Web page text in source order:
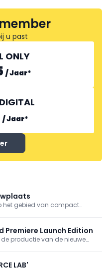
u past
ONLY
/Jaar*
/Jaar*
het gebied van compact
Launch Edition
productie van de nieuwe
LAB'